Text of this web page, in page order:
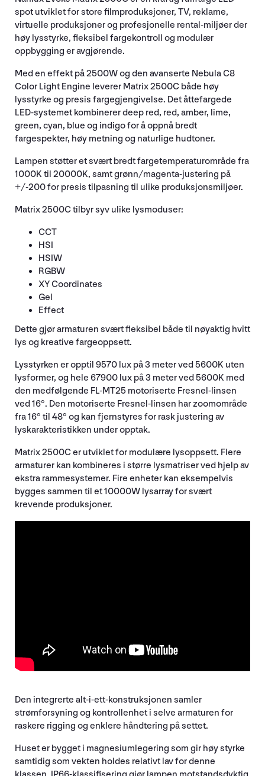
spot utviklet for store filmproduksjoner, TV, reklame,
virtuelle produksjoner og profesjonelle rental-miljøer der
høy lysstyrke, fleksibel fargekontroll og modulær
oppbygging er avgjørende.
Med en effekt på 2500W og den avanserte Nebula C8
Color Light Engine leverer Matrix 2500C både høy
lysstyrke og presis fargegjengivelse. Det åttefargede
LED-systemet kombinerer deep red, red, amber, lime,
green, cyan, blue og indigo for å oppnå bredt
fargespekter, høy metning og naturlige hudtoner.
Lampen støtter et svært bredt fargetemperaturområde fra
1000K til 20000K, samt grønn/magenta-justering på
+/-200 for presis tilpasning til ulike produksjonsmiljøer.
Matrix 2500C tilbyr syv ulike lysmoduser:
CCT
HSI
HSIW
RGBW
XY Coordinates
Gel
Effect
Dette gjør armaturen svært fleksibel både til nøyaktig hvitt
lys og kreative fargeoppsett.
Lysstyrken er opptil 9570 lux på 3 meter ved 5600K uten
lysformer, og hele 67900 lux på 3 meter ved 5600K med
den medfølgende FL-MT25 motoriserte Fresnel-linsen
ved 16°. Den motoriserte Fresnel-linsen har zoomområde
fra 16° til 48° og kan fjernstyres for rask justering av
lyskarakteristikken under opptak.
Matrix 2500C er utviklet for modulære lysoppsett. Flere
armaturer kan kombineres i større lysmatriser ved hjelp av
ekstra rammesystemer. Fire enheter kan eksempelvis
bygges sammen til et 10000W lysarray for svært
krevende produksjoner.
Den integrerte alt-i-ett-konstruksjonen samler
strømforsyning og kontrollenhet i selve armaturen for
raskere rigging og enklere håndtering på settet.
Huset er bygget i magnesiumlegering som gir høy styrke
samtidig som vekten holdes relativt lav for denne